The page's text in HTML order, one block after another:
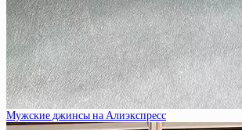
Мужские джинсы на Алиэкспресс